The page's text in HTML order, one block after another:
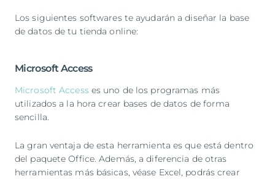
Los siguientes softwares te ayudarán a diseñar la base
de datos de tu tienda online:
Microsoft Access
Microsoft Accesses uno de los programas más
utilizados a la hora crear bases de datos de forma
sencilla.
La gran ventaja de esta herramienta es que está dentro
del paquete Office. Además, a diferencia de otras
herramientas más básicas, véase Excel, podrás crear